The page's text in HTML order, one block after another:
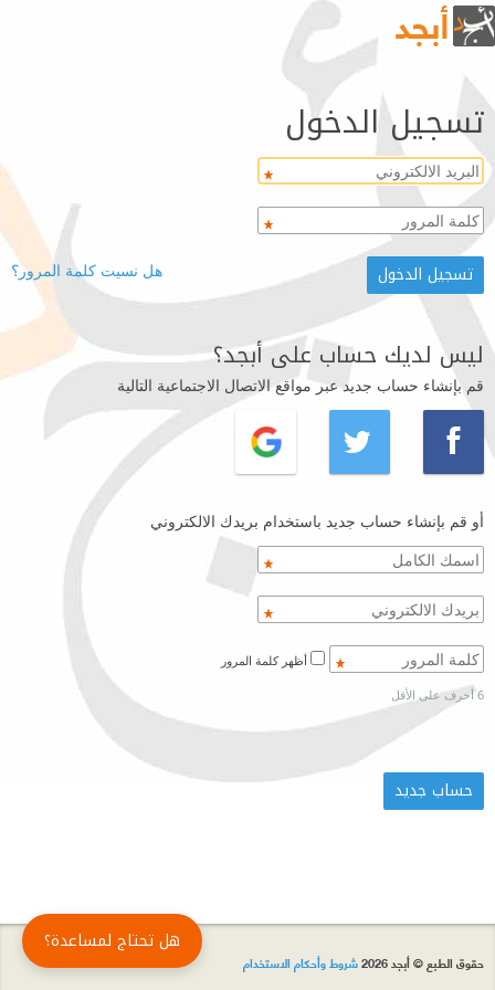
تسجيل الدخول
هل نسيت كلمة المرور؟
ليس لديك حساب على أبجد؟
قم بإنشاء حساب جديد عبر مواقع الاتصال الاجتماعية التالية
أو قم بإنشاء حساب جديد باستخدام بريدك الالكتروني
6 أحرف على الأقل
حقوق الطبع © أبجد 2026 شروط وأحكام الاستخدام
هل تحتاج لمساعدة؟